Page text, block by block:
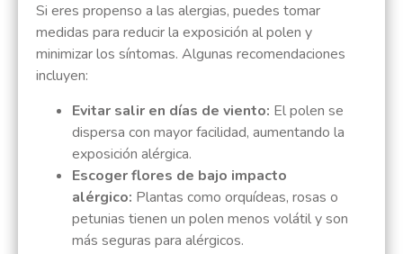
Si eres propenso a las alergias, puedes tomar
medidas para reducir la exposición al polen y
minimizar los síntomas. Algunas recomendaciones
incluyen:
Evitar salir en días de viento: El polen se
dispersa con mayor facilidad, aumentando la
exposición alérgica.
Escoger flores de bajo impacto
alérgico: Plantas como orquídeas, rosas o
petunias tienen un polen menos volátil y son
más seguras para alérgicos.